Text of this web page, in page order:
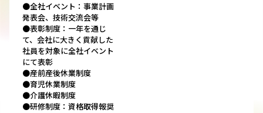
●全社イベント：事業計画
発表会、技術交流会等
●表彰制度：一年を通じ
て、会社に大きく貢献した
社員を対象に全社イベント
にて表彰
●産前産後休業制度
●育児休業制度
●介護休暇制度
●研修制度：資格取得報奨